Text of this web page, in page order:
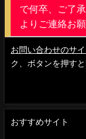
で何卒、ご了
よりご連絡お
お問い合わせのサ
ク、ボタンを押す
おすすめサイト